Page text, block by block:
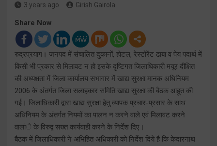
3 years ago Girish Gairola
Share Now
रुद्रप्रयाग। जनपद में संचालित दुकानों, होटल, रेस्टोंरेंट ढाबा व पेय पदार्थ में
किसी भी प्रकार से मिलावट न हो इसके दृष्टिगत जिलाधिकारी मयूर दीक्षित
की अध्यक्षता में जिला कार्यालय सभागार में खाद्य सुरक्षा मानक अधिनियम
2006 के अंतर्गत जिला सलाहकार समिति खाद्य सुरक्षा की बैठक आहूत की
गई। जिलाधिकारी द्वारा खाद्य सुरक्षा हेतु व्यापक प्रचार-प्रसार के साथ
अधिनियम के अंतर्गत नियमों का पालन न करने वाले एवं मिलावट करने
वालांे के विरुद्व सख्त कार्यवाही करने के निर्देश दिए।
बैठक में जिलाधिकारी ने अभिहित अधिकारी को निर्देश दिये है कि केदारनाथ